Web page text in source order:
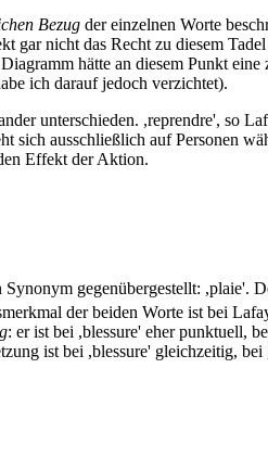
Bezug der einzelnen Worte
gar nicht das Recht zu diesem
hätte an diesem Punkt
ich darauf jedoch verzichtet).
unterschieden. ,reprendre', so
sich ausschließlich auf Personen
Effekt der Aktion.
gegenübergestellt: ,plaie'.
der beiden Worte ist bei
: er ist bei ,blessure' eher punktuell,
ist bei ,blessure' gleichzeitig,